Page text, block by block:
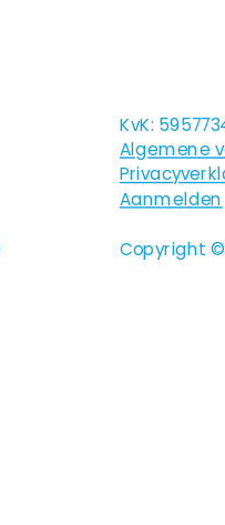
KvK:
Algemene
Aanmelden
Copyright